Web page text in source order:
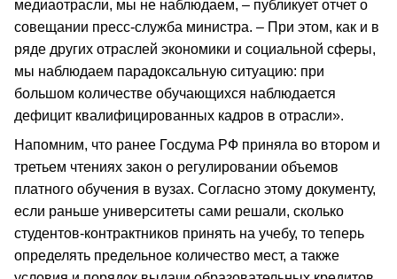
медиаотрасли, мы не наблюдаем, – публикует отчет о
совещании пресс-служба министра. – При этом, как и в
ряде других отраслей экономики и социальной сферы,
мы наблюдаем парадоксальную ситуацию: при
большом количестве обучающихся наблюдается
дефицит квалифицированных кадров в отрасли».
Напомним, что ранее Госдума РФ приняла во втором и
третьем чтениях закон о регулировании объемов
платного обучения в вузах. Согласно этому документу,
если раньше университеты сами решали, сколько
студентов-контрактников принять на учебу, то теперь
определять предельное количество мест, а также